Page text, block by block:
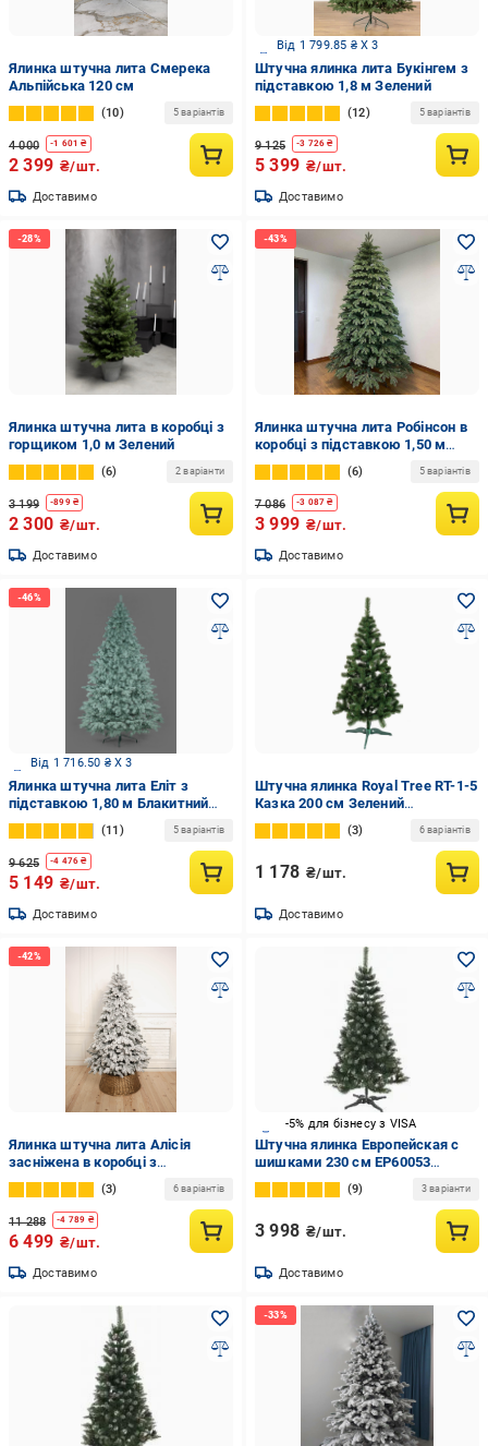
Ялинка штучна лита Смерека
Альпійська 120 см
10 5 варіантів
4 000 -1 601 ₴
2 399 ₴/шт.
Доставимо
Від 1 799.85 ₴ X 3
Штучна ялинка лита Букінгем з
підставкою 1,8 м Зелений
12 5 варіантів
9 125 -3 726 ₴
5 399 ₴/шт.
Доставимо
Ялинка штучна лита в коробці з
горщиком 1,0 м Зелений
6 2 варіанти
3 199 -899₴
2 300 ₴/шт.
Доставимо
Ялинка штучна лита Робінсон в
коробці з підставкою 1,50 м
Зелений
6 5 варіантів
7 086 -3 087 ₴
3 999 ₴/шт.
Доставимо
Від 1 716.50 ₴ X 3
Ялинка штучна лита Еліт з
підставкою 1,80 м Блакитний
(12770380)
11 5 варіантів
9 625 -4 476 ₴
5 149 ₴/шт.
Доставимо
Штучна ялинка Royal Tree RT-1-5
Казка 200 см Зелений
(13077034)
3 6 варіантів
1 178 ₴/шт.
Доставимо
Ялинка штучна лита Алісія
засніжена в коробці з
підставкою 1,80 м
3 6 варіантів
11 288 -4 789 ₴
6 499 ₴/шт.
Доставимо
-5% для бізнесу з VISA
Штучна ялинка Европейская с
шишками 230 см EP60053
зелено-оливковий
9 3 варіанти
3 998 ₴/шт.
Доставимо